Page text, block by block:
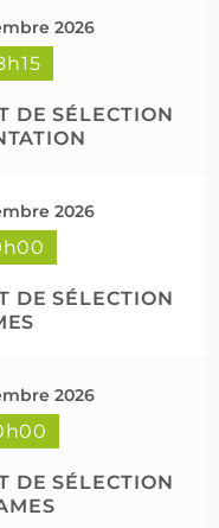
2026
DE SÉLECTION
2026
DE SÉLECTION
2026
DE SÉLECTION